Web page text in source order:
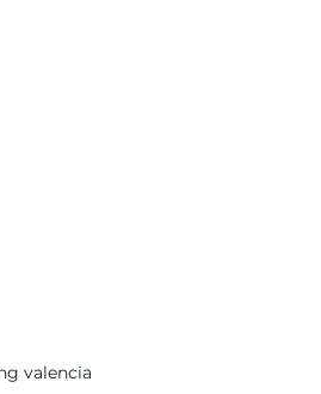
valencia